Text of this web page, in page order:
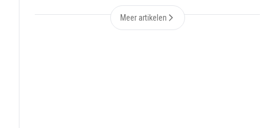
Meer artikelen